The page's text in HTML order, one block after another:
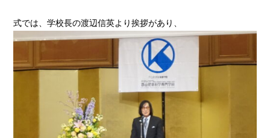
式では、学校長の渡辺信英より挨拶があり、